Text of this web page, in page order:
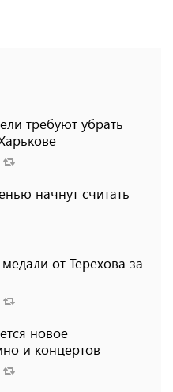
требуют убрать
начнут считать
от Терехова за
новое
и концертов